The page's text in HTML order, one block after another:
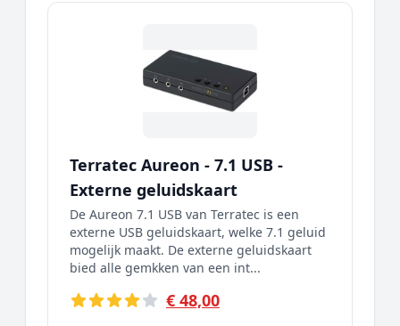
Terratec Aureon - 7.1 USB -
Externe geluidskaart
De Aureon 7.1 USB van Terratec is een
externe USB geluidskaart, welke 7.1 geluid
mogelijk maakt. De externe geluidskaart
bied alle gemkken van een int...
€ 48,00